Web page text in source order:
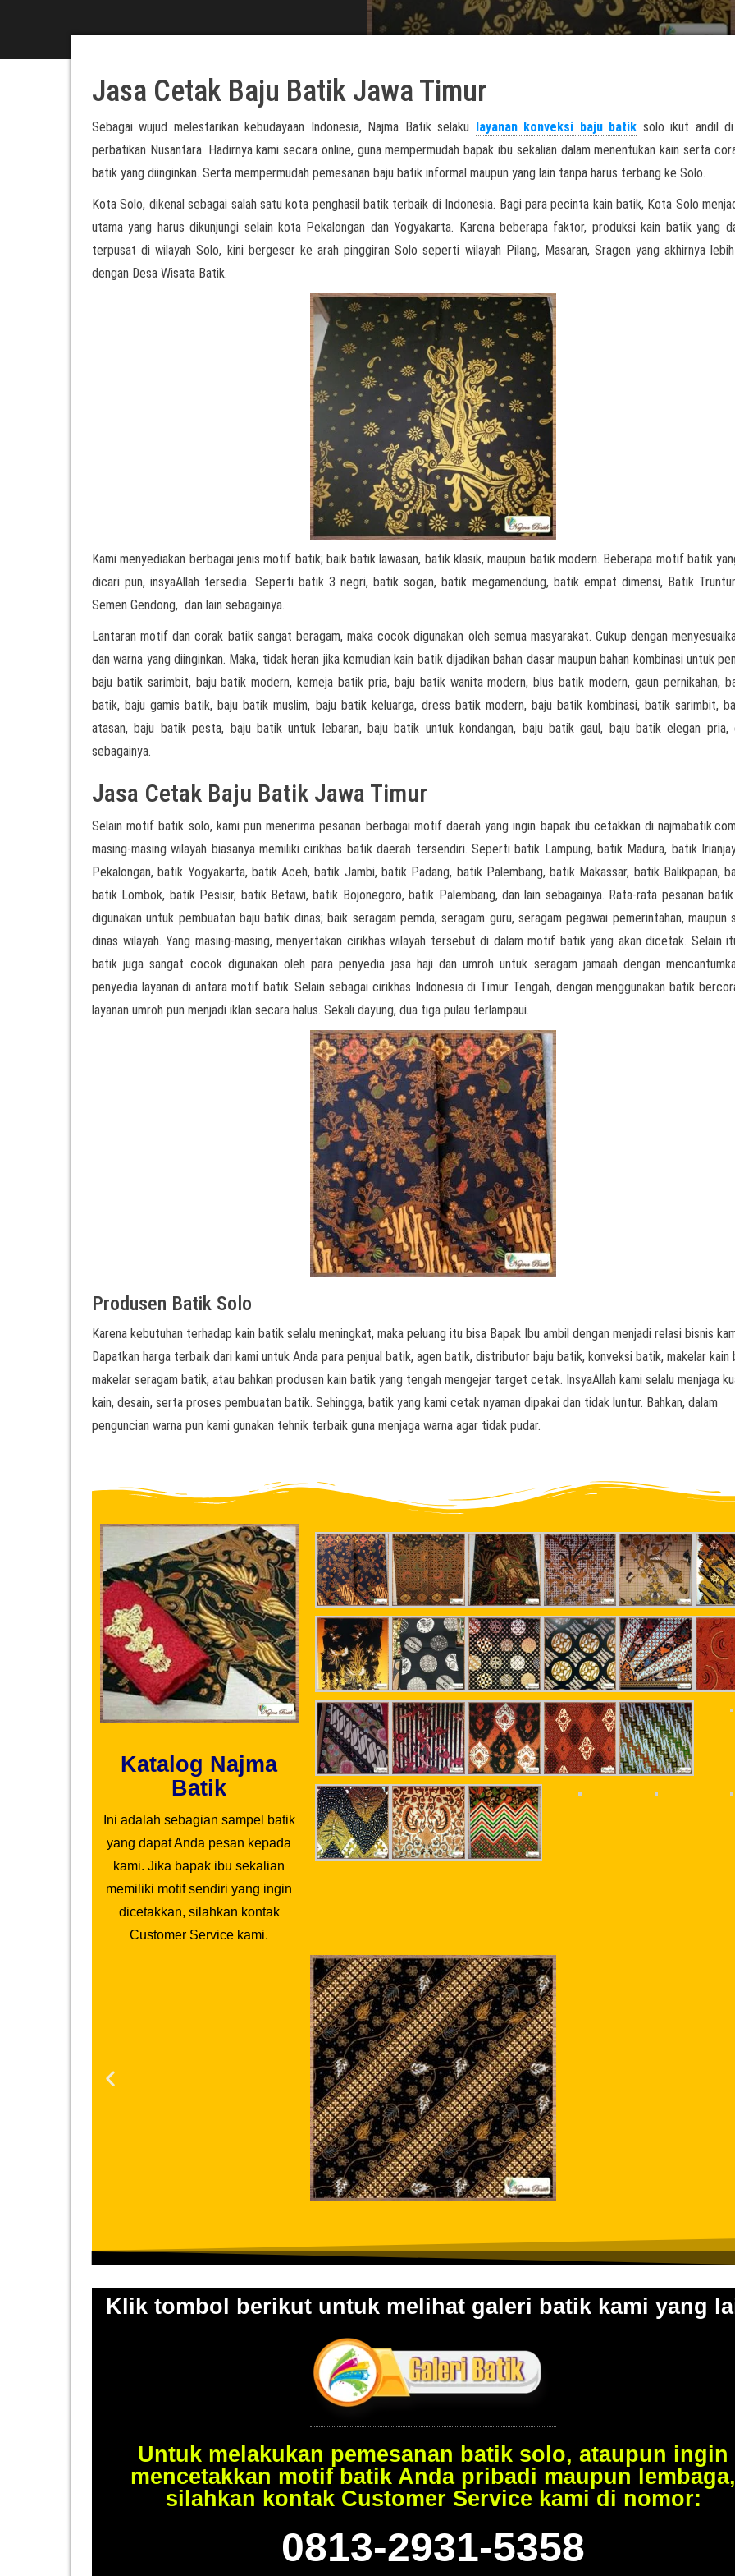
Jasa Cetak Baju Batik Jawa Timur
Sebagai wujud melestarikan kebudayaan Indonesia, Najma Batik selaku layanan konveksi baju batik solo ikut andil di
perbatikan Nusantara. Hadirnya kami secara online, guna mempermudah bapak ibu sekalian dalam menentukan kain serta
batik yang diinginkan. Serta mempermudah pemesanan baju batik informal maupun yang lain tanpa harus terbang ke Solo.
Kota Solo, dikenal sebagai salah satu kota penghasil batik terbaik di Indonesia. Bagi para pecinta kain batik, Kota Solo
utama yang harus dikunjungi selain kota Pekalongan dan Yogyakarta. Karena beberapa faktor, produksi kain batik yang
terpusat di wilayah Solo, kini bergeser ke arah pinggiran Solo seperti wilayah Pilang, Masaran, Sragen yang akhirnya
dengan Desa Wisata Batik.
Kami menyediakan berbagai jenis motif batik; baik batik lawasan, batik klasik, maupun batik modern. Beberapa motif batik
dicari pun, insyaAllah tersedia. Seperti batik 3 negri, batik sogan, batik megamendung, batik empat dimensi, Batik
Semen Gendong, dan lain sebagainya.
Lantaran motif dan corak batik sangat beragam, maka cocok digunakan oleh semua masyarakat. Cukup dengan
dan warna yang diinginkan. Maka, tidak heran jika kemudian kain batik dijadikan bahan dasar maupun bahan kombinasi untuk
baju batik sarimbit, baju batik modern, kemeja batik pria, baju batik wanita modern, blus batik modern, gaun pernikahan,
batik, baju gamis batik, baju batik muslim, baju batik keluarga, dress batik modern, baju batik kombinasi, batik sarimbit,
atasan, baju batik pesta, baju batik untuk lebaran, baju batik untuk kondangan, baju batik gaul, baju batik elegan pria,
sebagainya.
Jasa Cetak Baju Batik Jawa Timur
Selain motif batik solo, kami pun menerima pesanan berbagai motif daerah yang ingin bapak ibu cetakkan di
masing-masing wilayah biasanya memiliki cirikhas batik daerah tersendiri. Seperti batik Lampung, batik Madura, batik
Pekalongan, batik Yogyakarta, batik Aceh, batik Jambi, batik Padang, batik Palembang, batik Makassar, batik Balikpapan,
batik Lombok, batik Pesisir, batik Betawi, batik Bojonegoro, batik Palembang, dan lain sebagainya. Rata-rata pesanan batik
digunakan untuk pembuatan baju batik dinas; baik seragam pemda, seragam guru, seragam pegawai pemerintahan, maupun
dinas wilayah. Yang masing-masing, menyertakan cirikhas wilayah tersebut di dalam motif batik yang akan dicetak. Selain
batik juga sangat cocok digunakan oleh para penyedia jasa haji dan umroh untuk seragam jamaah dengan
penyedia layanan di antara motif batik. Selain sebagai cirikhas Indonesia di Timur Tengah, dengan menggunakan batik
layanan umroh pun menjadi iklan secara halus. Sekali dayung, dua tiga pulau terlampaui.
Produsen Batik Solo
Karena kebutuhan terhadap kain batik selalu meningkat, maka peluang itu bisa Bapak Ibu ambil dengan menjadi relasi bisnis
Dapatkan harga terbaik dari kami untuk Anda para penjual batik, agen batik, distributor baju batik, konveksi batik, makelar kain
makelar seragam batik, atau bahkan produsen kain batik yang tengah mengejar target cetak. InsyaAllah kami selalu menjaga
kain, desain, serta proses pembuatan batik. Sehingga, batik yang kami cetak nyaman dipakai dan tidak luntur. Bahkan, dalam
penguncian warna pun kami gunakan tehnik terbaik guna menjaga warna agar tidak pudar.
Katalog Najma
Batik
Ini adalah sebagian sampel batik
yang dapat Anda pesan kepada
kami. Jika bapak ibu sekalian
memiliki motif sendiri yang ingin
dicetakkan, silahkan kontak
Customer Service kami.
Klik tombol berikut untuk melihat galeri batik kami yang
Untuk melakukan pemesanan batik solo, ataupun ingin
mencetakkan motif batik Anda pribadi maupun lembaga,
silahkan kontak Customer Service kami di nomor:
0813-2931-5358